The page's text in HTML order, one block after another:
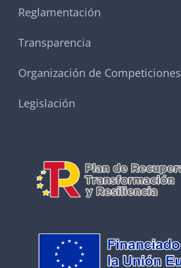
Reglamentación
Transparencia
Organización de Competiciones
Legislación